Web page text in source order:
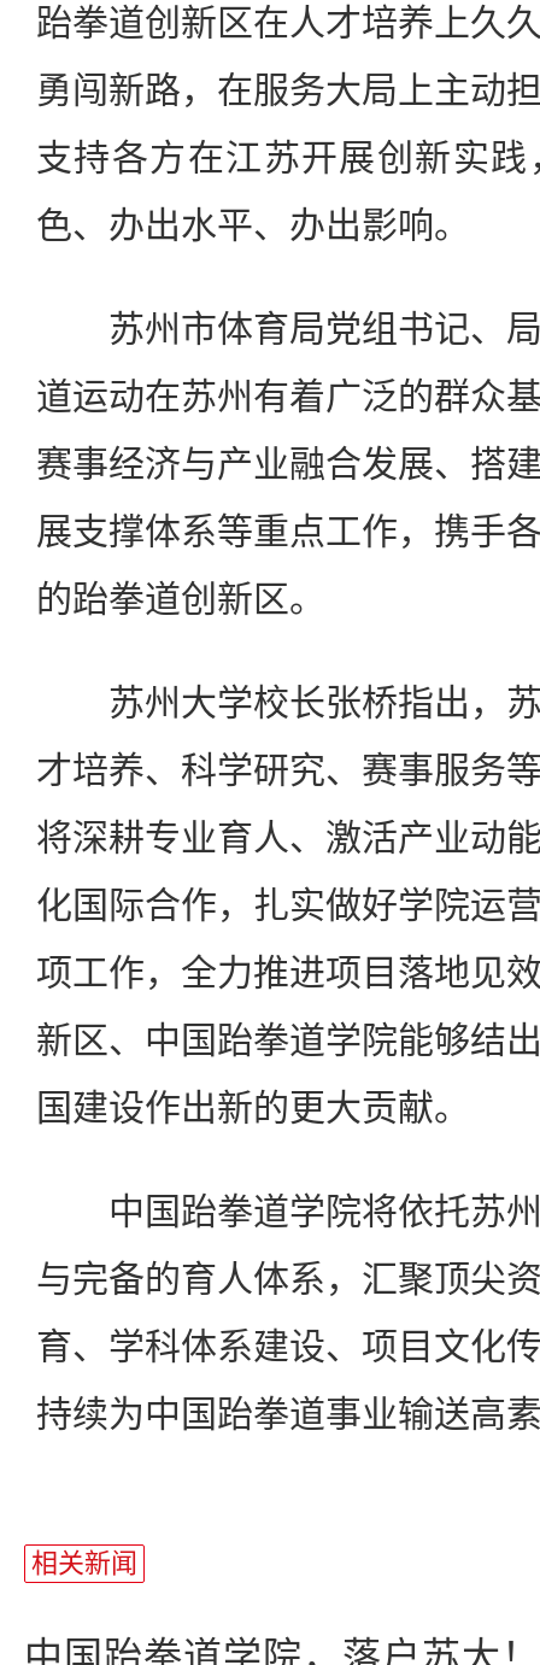
跆拳道创新区在人才培养上久
勇闯新路，在服务大局上主动
支持各方在江苏开展创新实
色、办出水平、办出影响。
苏州市体育局党组书记、局
道运动在苏州有着广泛的群众
赛事经济与产业融合发展、搭
展支撑体系等重点工作，携手
的跆拳道创新区。
苏州大学校长张桥指出，苏
才培养、科学研究、赛事服务
将深耕专业育人、激活产业动
化国际合作，扎实做好学院运
项工作，全力推进项目落地见
新区、中国跆拳道学院能够结
国建设作出新的更大贡献。
中国跆拳道学院将依托苏州
与完备的育人体系，汇聚顶尖
育、学科体系建设、项目文化
持续为中国跆拳道事业输送高
相关新闻
中国跆拳道学院，落户苏大！